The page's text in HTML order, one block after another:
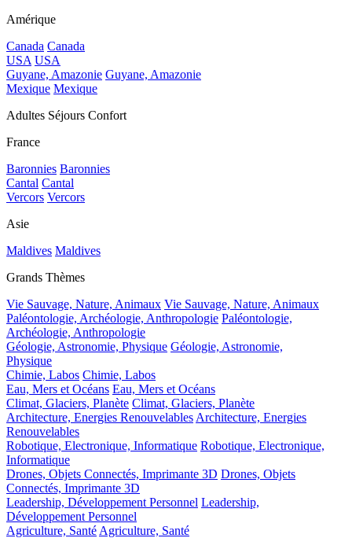
Amérique
Canada Canada
USA USA
Guyane, Amazonie Guyane, Amazonie
Mexique Mexique
Adultes Séjours Confort
France
Baronnies Baronnies
Cantal Cantal
Vercors Vercors
Asie
Maldives Maldives
Grands Thèmes
Vie Sauvage, Nature, Animaux Vie Sauvage, Nature, Animaux
Paléontologie, Archéologie, Anthropologie Paléontologie,
Archéologie, Anthropologie
Géologie, Astronomie, Physique Géologie, Astronomie,
Physique
Chimie, Labos Chimie, Labos
Eau, Mers et Océans Eau, Mers et Océans
Climat, Glaciers, Planète Climat, Glaciers, Planète
Architecture, Energies Renouvelables Architecture, Energies
Renouvelables
Robotique, Electronique, Informatique Robotique, Electronique,
Informatique
Drones, Objets Connectés, Imprimante 3D Drones, Objets
Connectés, Imprimante 3D
Leadership, Développement Personnel Leadership,
Développement Personnel
Agriculture, Santé Agriculture, Santé